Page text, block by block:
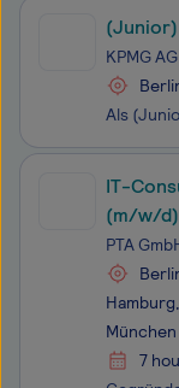
KPMG
IT-
(m/w/d)
PTA
München
7